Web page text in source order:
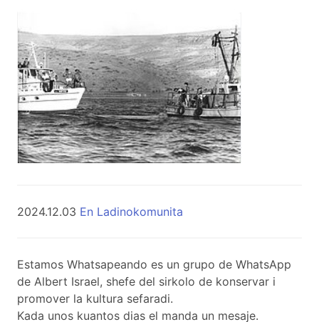
2024.12.03 En Ladinokomunita
Estamos Whatsapeando es un grupo de WhatsApp
de Albert Israel, shefe del sirkolo de konservar i
promover la kultura sefaradi.
Kada unos kuantos dias el manda un mesaje.